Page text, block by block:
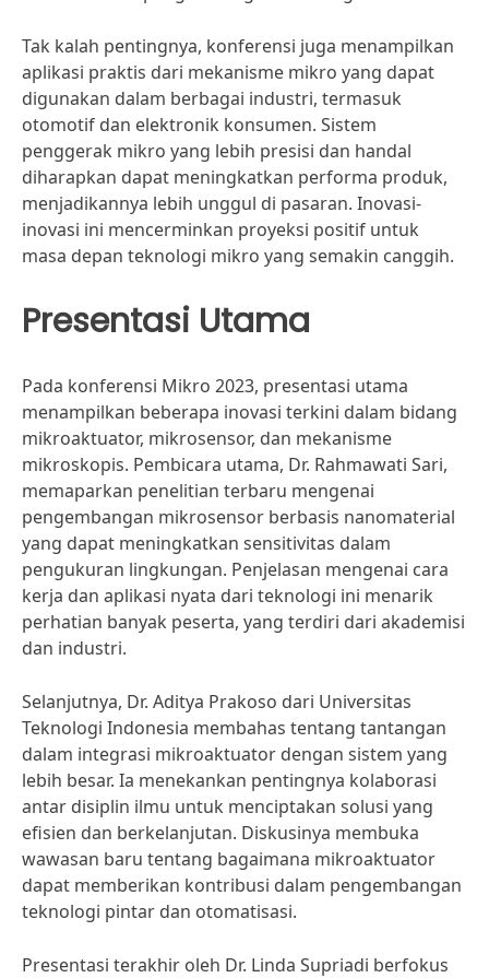
Tak kalah pentingnya, konferensi juga menampilkan
aplikasi praktis dari mekanisme mikro yang dapat
digunakan dalam berbagai industri, termasuk
otomotif dan elektronik konsumen. Sistem
penggerak mikro yang lebih presisi dan handal
diharapkan dapat meningkatkan performa produk,
menjadikannya lebih unggul di pasaran. Inovasi-
inovasi ini mencerminkan proyeksi positif untuk
masa depan teknologi mikro yang semakin canggih.
Presentasi Utama
Pada konferensi Mikro 2023, presentasi utama
menampilkan beberapa inovasi terkini dalam bidang
mikroaktuator, mikrosensor, dan mekanisme
mikroskopis. Pembicara utama, Dr. Rahmawati Sari,
memaparkan penelitian terbaru mengenai
pengembangan mikrosensor berbasis nanomaterial
yang dapat meningkatkan sensitivitas dalam
pengukuran lingkungan. Penjelasan mengenai cara
kerja dan aplikasi nyata dari teknologi ini menarik
perhatian banyak peserta, yang terdiri dari akademisi
dan industri.
Selanjutnya, Dr. Aditya Prakoso dari Universitas
Teknologi Indonesia membahas tentang tantangan
dalam integrasi mikroaktuator dengan sistem yang
lebih besar. Ia menekankan pentingnya kolaborasi
antar disiplin ilmu untuk menciptakan solusi yang
efisien dan berkelanjutan. Diskusinya membuka
wawasan baru tentang bagaimana mikroaktuator
dapat memberikan kontribusi dalam pengembangan
teknologi pintar dan otomatisasi.
Presentasi terakhir oleh Dr. Linda Supriadi berfokus